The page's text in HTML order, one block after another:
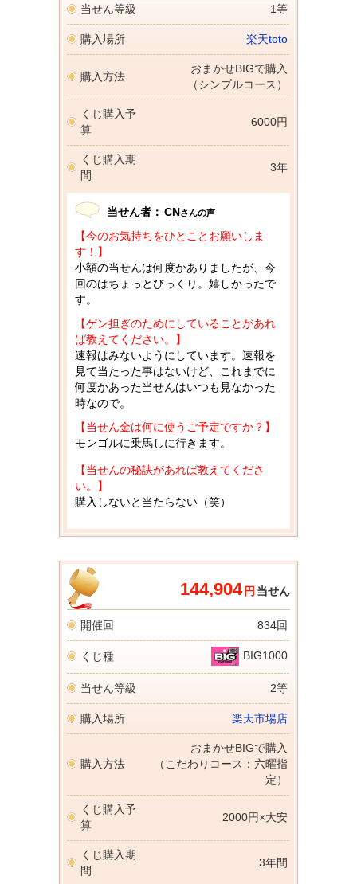
当せん等級 1等
購入場所 楽天toto
購入方法
おまかせBIGで購入
（シンプルコース）
くじ購入予
算
6000円
くじ購入期
間
3年
当せん者： CNさんの声
【今のお気持ちをひとことお願いしま
す！】
小額の当せんは何度かありましたが、今
回のはちょっとびっくり。嬉しかったで
す。
【ゲン担ぎのためにしていることがあれ
ば教えてください。】
速報はみないようにしています。速報を
見て当たった事はないけど、これまでに
何度かあった当せんはいつも見なかった
時なので。
【当せん金は何に使うご予定ですか？】
モンゴルに乗馬しに行きます。
【当せんの秘訣があれば教えてくださ
い。】
購入しないと当たらない（笑）
144,904 円 当せん
開催回 834回
くじ種 BIG1000
当せん等級 2等
購入場所 楽天市場店
購入方法
おまかせBIGで購入
（こだわりコース：六曜指
定）
くじ購入予
算
2000円×大安
くじ購入期
間
3年間